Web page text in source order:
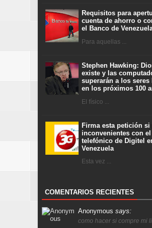
Requisitos para
cuenta de ahorro o
el Banco de
Para aquellas ...
Stephen Hawking:
existe y las
superarán a los seres
en los próximos 100
El físico ...
Firma esta petición si
inconvenientes con
telefónico de Digitel
Venezuela
Esta vez ...
COMENTARIOS RECIENTES
Anonymous says:
como hacer si compre mi